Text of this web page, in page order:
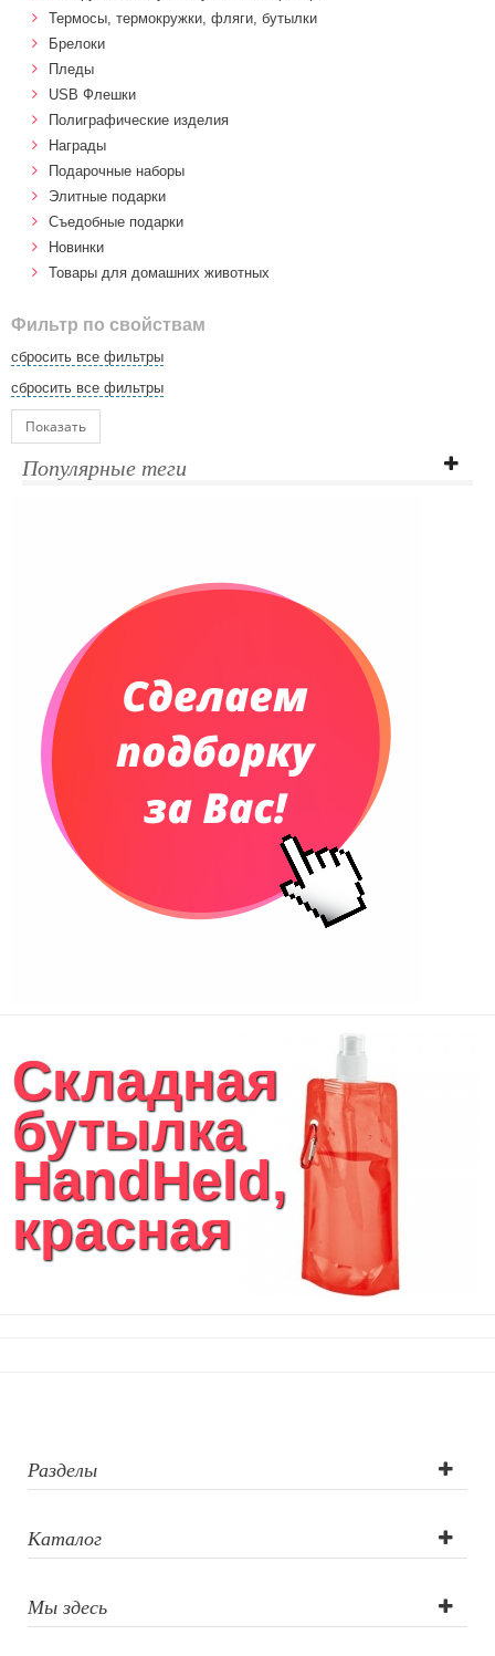
Термосы, термокружки, фляги, бутылки
Брелоки
Пледы
USB Флешки
Полиграфические изделия
Награды
Подарочные наборы
Элитные подарки
Cъедобные подарки
Новинки
Товары для домашних животных
Фильтр по свойствам
сбросить все фильтры
сбросить все фильтры
Показать
Популярные теги
Складная
бутылка
HandHeld,
красная
Разделы
Каталог
Мы здесь